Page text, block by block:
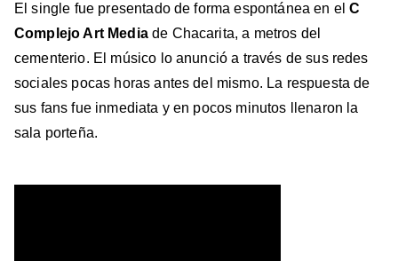
El single fue presentado de forma espontánea en elC
Complejo Art Mediade Chacarita, a metros del
cementerio. El músico lo anunció a través de sus redes
sociales pocas horas antes del mismo. La respuesta de
sus fans fue inmediata y en pocos minutos llenaron la
sala porteña.